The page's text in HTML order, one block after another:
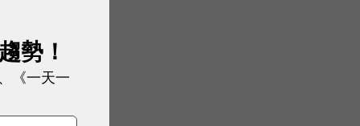
勢！
《一天一